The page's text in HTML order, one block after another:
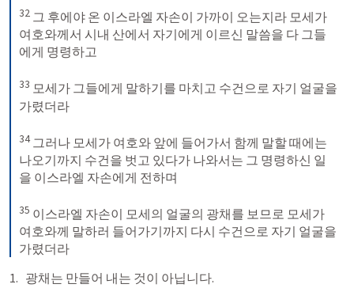
32 그 후에야 온 이스라엘 자손이 가까이 오는지라 모세가
여호와께서 시내 산에서 자기에게 이르신 말씀을 다 그들
에게 명령하고
33 모세가 그들에게 말하기를 마치고 수건으로 자기 얼굴을
가렸더라
34 그러나 모세가 여호와 앞에 들어가서 함께 말할 때에는
나오기까지 수건을 벗고 있다가 나와서는 그 명령하신 일
을 이스라엘 자손에게 전하며
35 이스라엘 자손이 모세의 얼굴의 광채를 보므로 모세가
여호와께 말하러 들어가기까지 다시 수건으로 자기 얼굴을
가렸더라
광채는 만들어 내는 것이 아닙니다.